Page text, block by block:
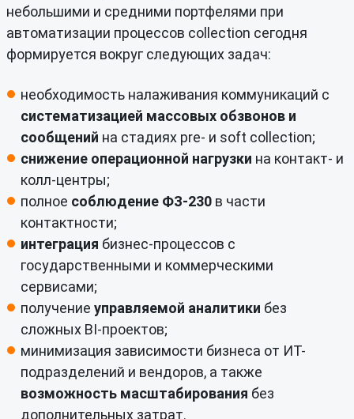
небольшими и средними портфелями при
автоматизации процессов collection сегодня
формируется вокруг следующих задач:
необходимость налаживания коммуникаций с
систематизацией массовых обзвонов и
сообщений на стадиях pre- и soft collection;
снижение операционной нагрузки на контакт- и
колл-центры;
полное соблюдение ФЗ-230 в части
контактности;
интеграция бизнес-процессов с
государственными и коммерческими
сервисами;
получение управляемой аналитики без
сложных BI-проектов;
минимизация зависимости бизнеса от ИТ-
подразделений и вендоров, а также
возможность масштабирования без
дополнительных затрат.